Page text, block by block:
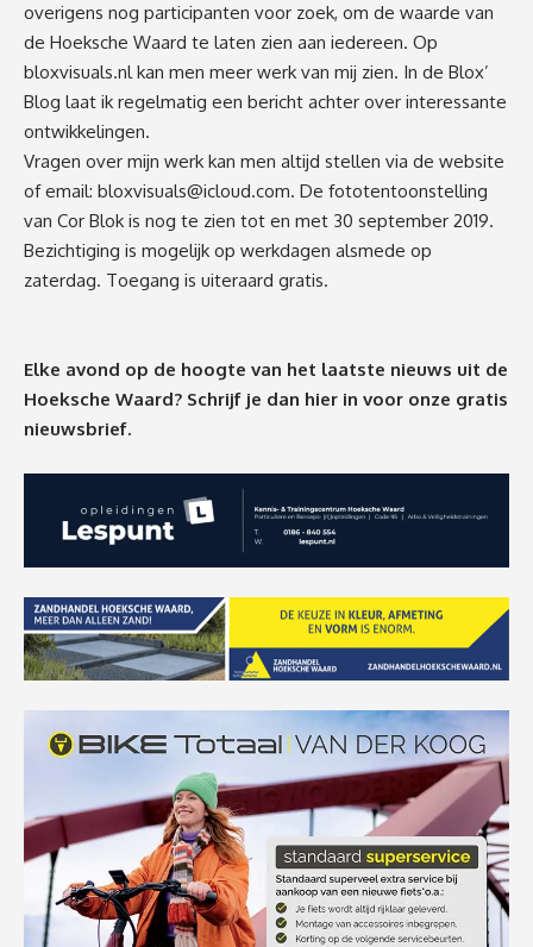
overigens nog participanten voor zoek, om de waarde van
de Hoeksche Waard te laten zien aan iedereen. Op
bloxvisuals.nl kan men meer werk van mij zien. In de Blox’
Blog laat ik regelmatig een bericht achter over interessante
ontwikkelingen.
Vragen over mijn werk kan men altijd stellen via de website
of email: bloxvisuals@icloud.com. De fototentoonstelling
van Cor Blok is nog te zien tot en met 30 september 2019.
Bezichtiging is mogelijk op werkdagen alsmede op
zaterdag. Toegang is uiteraard gratis.
Elke avond op de hoogte van het laatste nieuws uit de
Hoeksche Waard? Schrijf je dan hier in voor onze gratis
nieuwsbrief.